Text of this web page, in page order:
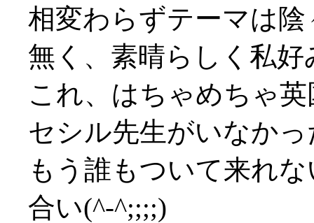
相変わらずテーマは
無く、素晴らしく私好
これ、はちゃめちゃ
セシル先生がいなか
もう誰もついて来れ
合い(^-^;;;;)